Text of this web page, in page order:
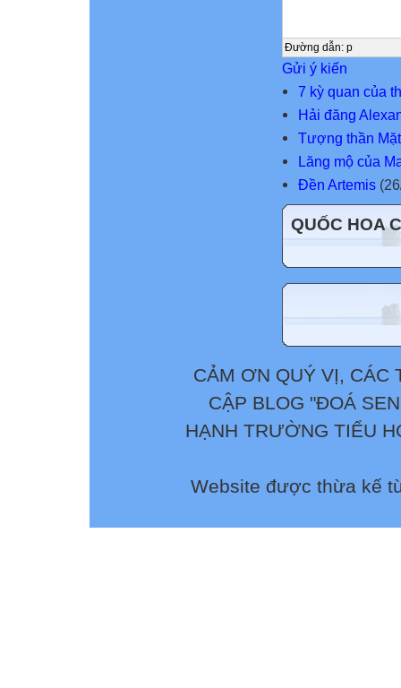
Đường dẫn: p
Gửi ý kiến
7 kỳ quan của
Hải đăng
Tượng thần
Lăng mộ của
Đền Artemis
QUỐC HOA
CẢM ƠN QUÝ VỊ, CÁC
CẬP BLOG "ĐOÁ
HẠNH TRƯỜNG TIỂU
Website được thừa kế